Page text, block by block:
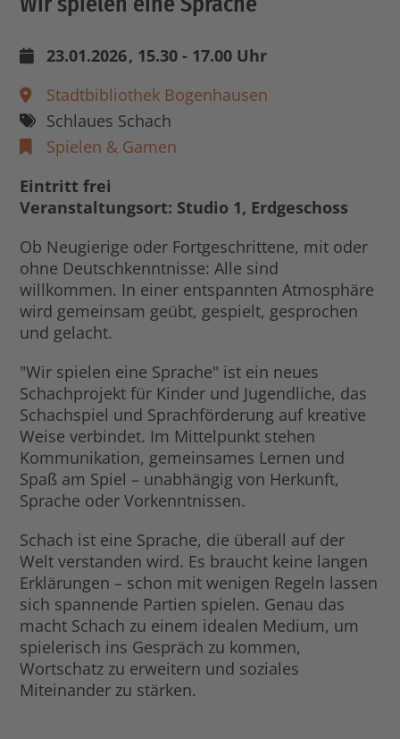
23.01.2026, 15.30 - 17.00 Uhr
Stadtbibliothek Bogenhausen
Schlaues Schach
Spielen & Gamen
Eintritt frei
Veranstaltungsort: Studio 1, Erdgeschoss
Ob Neugierige oder Fortgeschrittene, mit oder
ohne Deutschkenntnisse: Alle sind
willkommen. In einer entspannten Atmosphäre
wird gemeinsam geübt, gespielt, gesprochen
und gelacht.
"Wir spielen eine Sprache" ist ein neues
Schachprojekt für Kinder und Jugendliche, das
Schachspiel und Sprachförderung auf kreative
Weise verbindet. Im Mittelpunkt stehen
Kommunikation, gemeinsames Lernen und
Spaß am Spiel – unabhängig von Herkunft,
Sprache oder Vorkenntnissen.
Schach ist eine Sprache, die überall auf der
Welt verstanden wird. Es braucht keine langen
Erklärungen – schon mit wenigen Regeln lassen
sich spannende Partien spielen. Genau das
macht Schach zu einem idealen Medium, um
spielerisch ins Gespräch zu kommen,
Wortschatz zu erweitern und soziales
Miteinander zu stärken.